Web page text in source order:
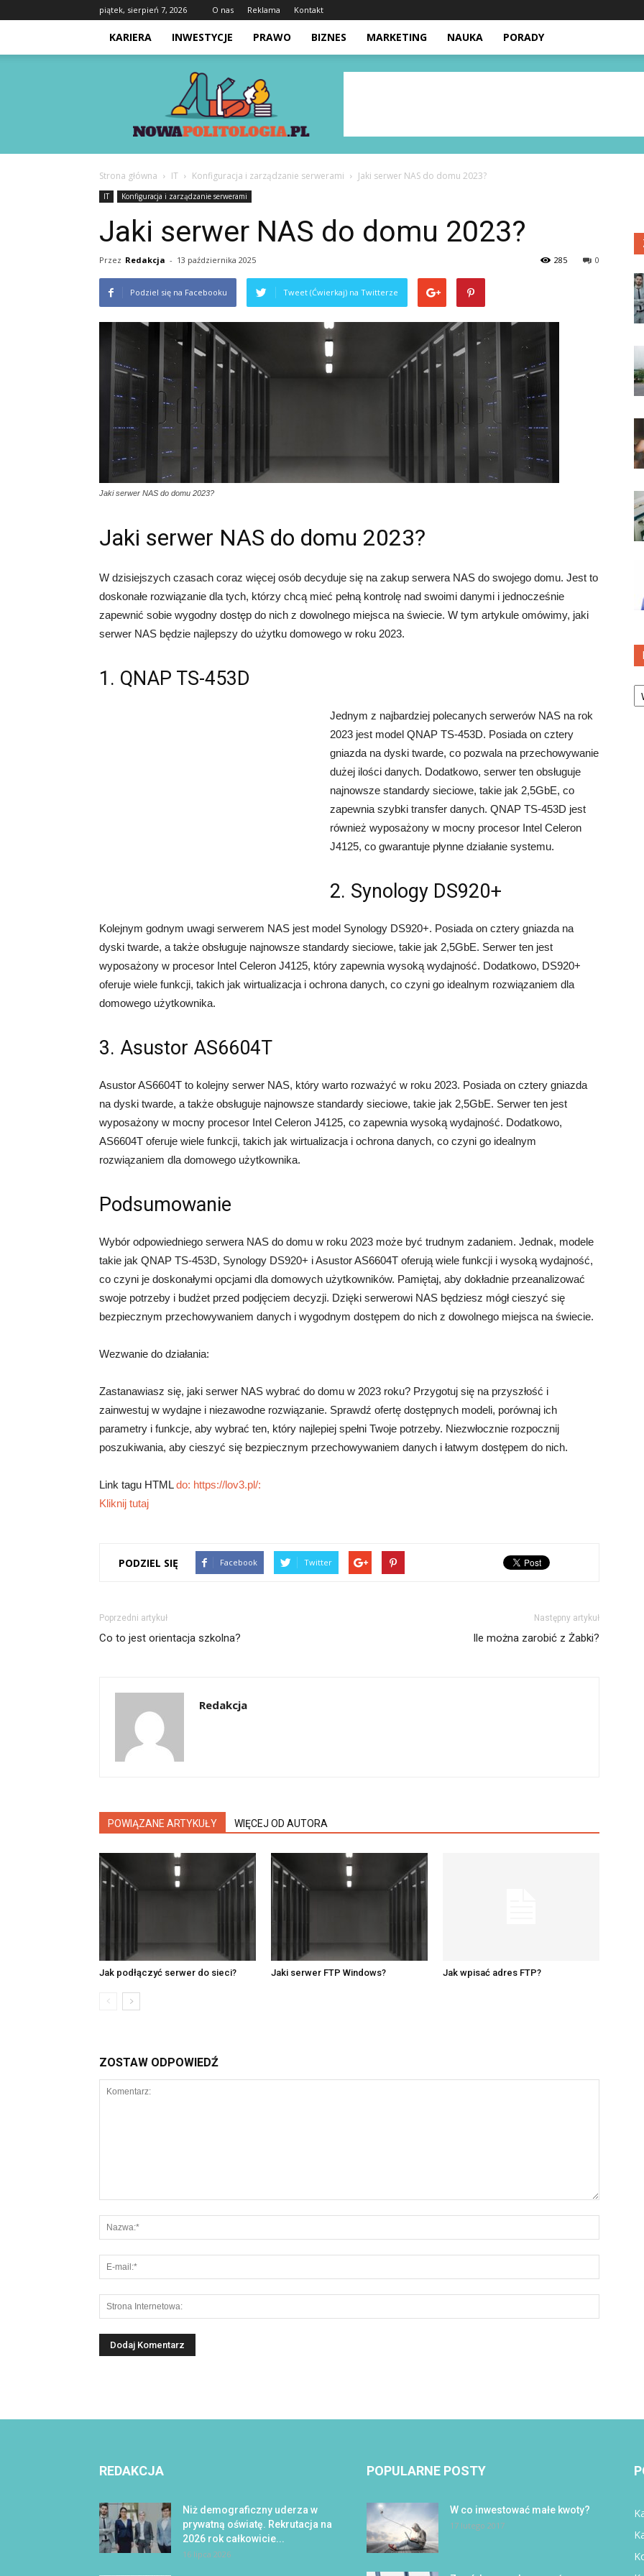
piątek, sierpień 7, 2026 O nas Reklama Kontakt
KARIERA INWESTYCJE PRAWO BIZNES MARKETING NAUKA PORADY
Nowapolitologia.pl
Strona główna IT Konfiguracja i zarządzanie serwerami Jaki serwer NAS do domu 2023?
IT Konfiguracja i zarządzanie serwerami
Jaki serwer NAS do domu 2023?
Przez Redakcja - 13 października 2025 0
285
Podziel się na Facebooku Tweet (Ćwierkaj) na Twitterze
Jaki serwer NAS do domu 2023?
Jaki serwer NAS do domu 2023?
W dzisiejszych czasach coraz więcej osób decyduje się na zakup serwera NAS do swojego domu. Jest to
doskonałe rozwiązanie dla tych, którzy chcą mieć pełną kontrolę nad swoimi danymi i jednocześnie
zapewnić sobie wygodny dostęp do nich z dowolnego miejsca na świecie. W tym artykule omówimy, jaki
serwer NAS będzie najlepszy do użytku domowego w roku 2023.
1. QNAP TS-453D
Jednym z najbardziej polecanych serwerów NAS na rok
2023 jest model QNAP TS-453D. Posiada on cztery
gniazda na dyski twarde, co pozwala na przechowywanie
dużej ilości danych. Dodatkowo, serwer ten obsługuje
najnowsze standardy sieciowe, takie jak 2,5GbE, co
zapewnia szybki transfer danych. QNAP TS-453D jest
również wyposażony w mocny procesor Intel Celeron
J4125, co gwarantuje płynne działanie systemu.
2. Synology DS920+
Kolejnym godnym uwagi serwerem NAS jest model Synology DS920+. Posiada on cztery gniazda na
dyski twarde, a także obsługuje najnowsze standardy sieciowe, takie jak 2,5GbE. Serwer ten jest
wyposażony w procesor Intel Celeron J4125, który zapewnia wysoką wydajność. Dodatkowo, DS920+
oferuje wiele funkcji, takich jak wirtualizacja i ochrona danych, co czyni go idealnym rozwiązaniem dla
domowego użytkownika.
3. Asustor AS6604T
Asustor AS6604T to kolejny serwer NAS, który warto rozważyć w roku 2023. Posiada on cztery gniazda
na dyski twarde, a także obsługuje najnowsze standardy sieciowe, takie jak 2,5GbE. Serwer ten jest
wyposażony w mocny procesor Intel Celeron J4125, co zapewnia wysoką wydajność. Dodatkowo,
AS6604T oferuje wiele funkcji, takich jak wirtualizacja i ochrona danych, co czyni go idealnym
rozwiązaniem dla domowego użytkownika.
Podsumowanie
Wybór odpowiedniego serwera NAS do domu w roku 2023 może być trudnym zadaniem. Jednak, modele
takie jak QNAP TS-453D, Synology DS920+ i Asustor AS6604T oferują wiele funkcji i wysoką wydajność,
co czyni je doskonałymi opcjami dla domowych użytkowników. Pamiętaj, aby dokładnie przeanalizować
swoje potrzeby i budżet przed podjęciem decyzji. Dzięki serwerowi NAS będziesz mógł cieszyć się
bezpiecznym przechowywaniem danych i wygodnym dostępem do nich z dowolnego miejsca na świecie.
Wezwanie do działania:
Zastanawiasz się, jaki serwer NAS wybrać do domu w 2023 roku? Przygotuj się na przyszłość i
zainwestuj w wydajne i niezawodne rozwiązanie. Sprawdź ofertę dostępnych modeli, porównaj ich
parametry i funkcje, aby wybrać ten, który najlepiej spełni Twoje potrzeby. Niezwłocznie rozpocznij
poszukiwania, aby cieszyć się bezpiecznym przechowywaniem danych i łatwym dostępem do nich.
Link tagu HTMLdo: https://lov3.pl/:
Kliknij tutaj
PODZIEL SIĘ Facebook Twitter
Poprzedni artykuł
Co to jest orientacja szkolna?
Następny artykuł
Ile można zarobić z Żabki?
Redakcja
POWIĄZANE ARTYKUŁY WIĘCEJ OD AUTORA
Jak podłączyć serwer do sieci? Jaki serwer FTP Windows? Jak wpisać adres FTP?
ZOSTAW ODPOWIEDŹ
REDAKCJA
Niż demograficzny uderza w
prywatną oświatę. Rekrutacja na
2026 rok całkowicie...
16 lipca 2026
POPULARNE POSTY
W co inwestować małe kwoty?
17 lutego 2017